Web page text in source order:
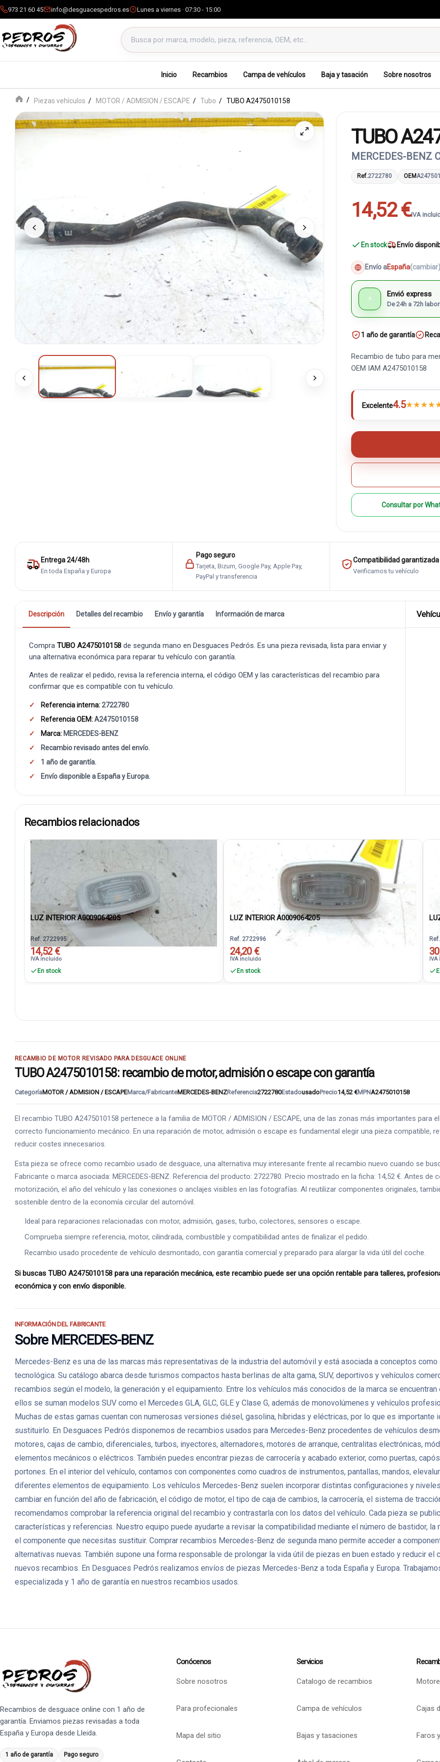
973 21 60 45 info@desguacespedros.es Lunes a viernes · 07:30 - 15:00
Buscar productos
Inicio Recambios Campa de vehículos Baja y tasación Sobre nosotros
Piezas vehículos MOTOR / ADMISION / ESCAPE Tubo TUBO A2475010158
TUBO
MERCEDES-BENZ
Ref.2722780 OEM
14,52 €IVA
En stock Envío
Envío aEspaña(cambiar)
⚡ Envió express
De 24h a 72h
1 año de garantía
Recambio de tubo para
OEM IAM A2475010158
Excelente4.5★★★★
Consultar por
Entrega 24/48h
En toda España y Europa
Pago seguro
Tarjeta, Bizum, Google Pay, Apple Pay,
PayPal y transferencia
Compatibilidad garantizada
Verificamos tu vehículo
Descripción Detalles del recambio Envío y garantía Información de marca
Compra TUBO A2475010158 de segunda mano en Desguaces Pedrós. Es una pieza revisada, lista para enviar y
una alternativa económica para reparar tu vehículo con garantía.
Antes de realizar el pedido, revisa la referencia interna, el código OEM y las características del recambio para
confirmar que es compatible con tu vehículo.
Referencia interna:2722780
Referencia OEM:A2475010158
Marca: MERCEDES-BENZ
Recambio revisado antes del envío.
1 año de garantía.
Envío disponible a España y Europa.
Recambios relacionados
LUZ INTERIOR A0009064205
Ref. 2722995
14,52 €
IVA incluido
En stock
LUZ INTERIOR A0009064205
Ref. 2722996
24,20 €
IVA incluido
En stock
RECAMBIO DE MOTOR REVISADO PARA DESGUACE ONLINE
TUBO A2475010158: recambio de motor, admisión o escape con garantía
CategoríaMOTOR / ADMISION / ESCAPEMarca/FabricanteMERCEDES-BENZReferencia2722780EstadousadoPrecio14,52 €MPNA2475010158
El recambio TUBO A2475010158 pertenece a la familia de MOTOR / ADMISION / ESCAPE, una de las zonas más importantes para
correcto funcionamiento mecánico. En una reparación de motor, admisión o escape es fundamental elegir una pieza compatible,
reducir costes innecesarios.
Esta pieza se ofrece como recambio usado de desguace, una alternativa muy interesante frente al recambio nuevo cuando se
Fabricante o marca asociada: MERCEDES-BENZ. Referencia del producto: 2722780. Precio mostrado en la ficha: 14,52 €. Antes
motorización, el año del vehículo y las conexiones o anclajes visibles en las fotografías. Al reutilizar componentes originales,
sostenible dentro de la economía circular del automóvil.
Ideal para reparaciones relacionadas con motor, admisión, gases, turbo, colectores, sensores o escape.
Comprueba siempre referencia, motor, cilindrada, combustible y compatibilidad antes de finalizar el pedido.
Recambio usado procedente de vehículo desmontado, con garantía comercial y preparado para alargar la vida útil del coche.
Si buscas TUBO A2475010158 para una reparación mecánica, este recambio puede ser una opción rentable para talleres,
económica y con envío disponible.
INFORMACIÓN DEL FABRICANTE
Sobre MERCEDES-BENZ
Mercedes-Benz es una de las marcas más representativas de la industria del automóvil y está asociada a conceptos
tecnológica. Su catálogo abarca desde turismos compactos hasta berlinas de alta gama, SUV, deportivos y vehículos
recambios según el modelo, la generación y el equipamiento. Entre los vehículos más conocidos de la marca se
ellos se suman modelos SUV como el Mercedes GLA, GLC, GLE y Clase G, además de monovolúmenes y vehículos
Muchas de estas gamas cuentan con numerosas versiones diésel, gasolina, híbridas y eléctricas, por lo que es
sustituirlo. En Desguaces Pedrós disponemos de recambios usados para Mercedes-Benz procedentes de vehículos
motores, cajas de cambio, diferenciales, turbos, inyectores, alternadores, motores de arranque, centralitas electrónicas,
elementos mecánicos o eléctricos. También puedes encontrar piezas de carrocería y acabado exterior, como puertas,
portones. En el interior del vehículo, contamos con componentes como cuadros de instrumentos, pantallas, mandos,
diferentes elementos de equipamiento. Los vehículos Mercedes-Benz suelen incorporar distintas configuraciones y
cambiar en función del año de fabricación, el código de motor, el tipo de caja de cambios, la carrocería, el sistema de
recomendamos comprobar la referencia original del recambio y contrastarla con los datos del vehículo. Cada pieza se
características y referencias. Nuestro equipo puede ayudarte a revisar la compatibilidad mediante el número de bastidor,
el componente que necesitas sustituir. Comprar recambios Mercedes-Benz de segunda mano permite acceder a
alternativas nuevas. También supone una forma responsable de prolongar la vida útil de piezas en buen estado y reducir
nuevos recambios. En Desguaces Pedrós realizamos envíos de piezas Mercedes-Benz a toda España y Europa.
especializada y 1 año de garantía en nuestros recambios usados.
Recambios de desguace online con 1 año de
garantía. Enviamos piezas revisadas a toda
España y Europa desde Lleida.
1 año de garantía Pago seguro
Conócenos
Sobre nosotros
Para profecionales
Mapa del sitio
Servicios
Catalogo de recambios
Campa de vehículos
Bajas y tasaciones
Cajas
Faros